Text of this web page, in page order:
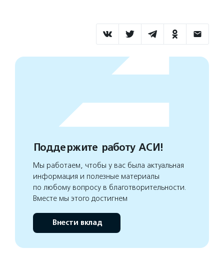
Поддержите работу АСИ!
Мы работаем, чтобы у вас была актуальная
информация и полезные материалы
по любому вопросу в благотворительности.
Вместе мы этого достигнем
Внести вклад